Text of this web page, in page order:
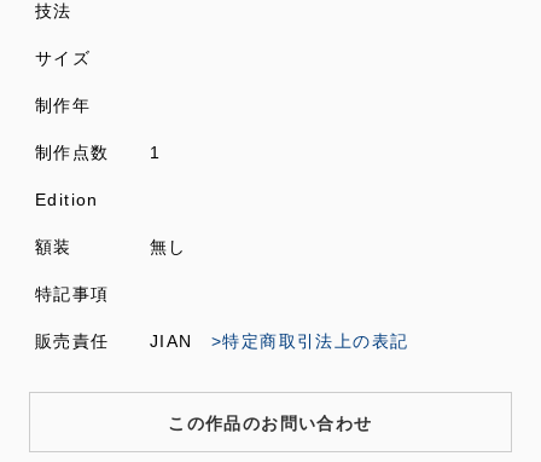
技法
サイズ
制作年
制作点数 1
Edition
額装 無し
特記事項
販売責任 JIAN >特定商取引法上の表記
この作品のお問い合わせ